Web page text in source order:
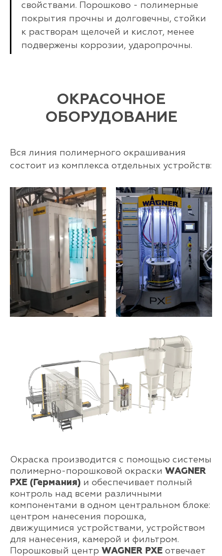
свойствами. Порошково - полимерные
покрытия прочны и долговечны, стойки
к растворам щелочей и кислот, менее
подвержены коррозии, ударопрочны.
ОКРАСОЧНОЕ
ОБОРУДОВАНИЕ
Вся линия полимерного окрашивания
состоит из комплекса отдельных устройств:
Окраска производится с помощью системы
полимерно-порошковой окраски WAGNER
PXE (Германия) и обеспечивает полный
контроль над всеми различными
компонентами в одном центральном блоке:
центром нанесения порошка,
движущимися устройствами, устройством
для нанесения, камерой и фильтром.
Порошковый центр WAGNER PXE отвечает